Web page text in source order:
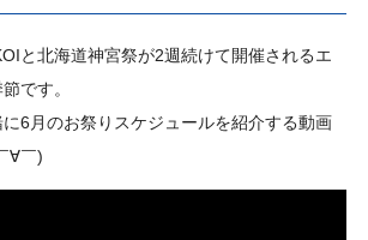
と北海道神宮祭が2週続けて開催されるエ
です。
に6月のお祭りスケジュールを紹介する動画
∀￣)